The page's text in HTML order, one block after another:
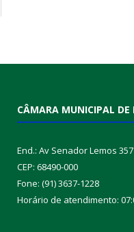
CÂMARA MUNICIPAL DE
End.: Av Senador Lemos
CEP: 68490-000
Fone: (91) 3637-1228
Horário de atendimento: